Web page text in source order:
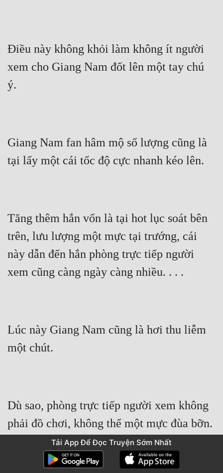
Điều này không khỏi làm không ít người
xem cho Giang Nam đốt lên một tay chú
ý.
Giang Nam fan hâm mộ số lượng cũng là
tại lấy một cái tốc độ cực nhanh kéo lên.
Tăng thêm hắn vốn là tại hot lục soát bên
trên, lưu lượng một mực tại trướng, cái
này dẫn đến hắn phòng trực tiếp người
xem cũng càng ngày càng nhiều. . . .
Lúc này Giang Nam cũng là hơi thu liễm
một chút.
Dù sao, phòng trực tiếp người xem không
phải đồ chơi, không thể một mực đùa bỡn.
Tải App Để Đọc Truyện Sớm Nhất